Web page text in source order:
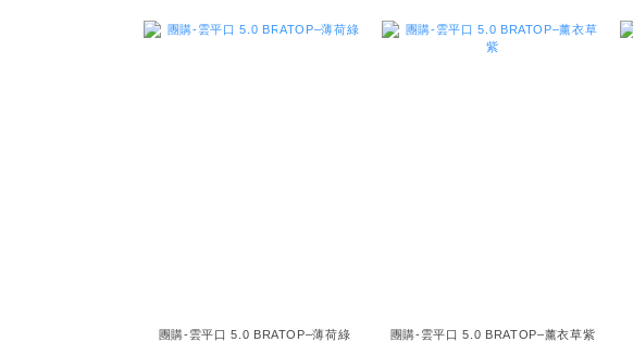
團購-雲平口 5.0 BRATOP–薄荷綠 團購-雲平口 5.0 BRATOP–薰衣草紫